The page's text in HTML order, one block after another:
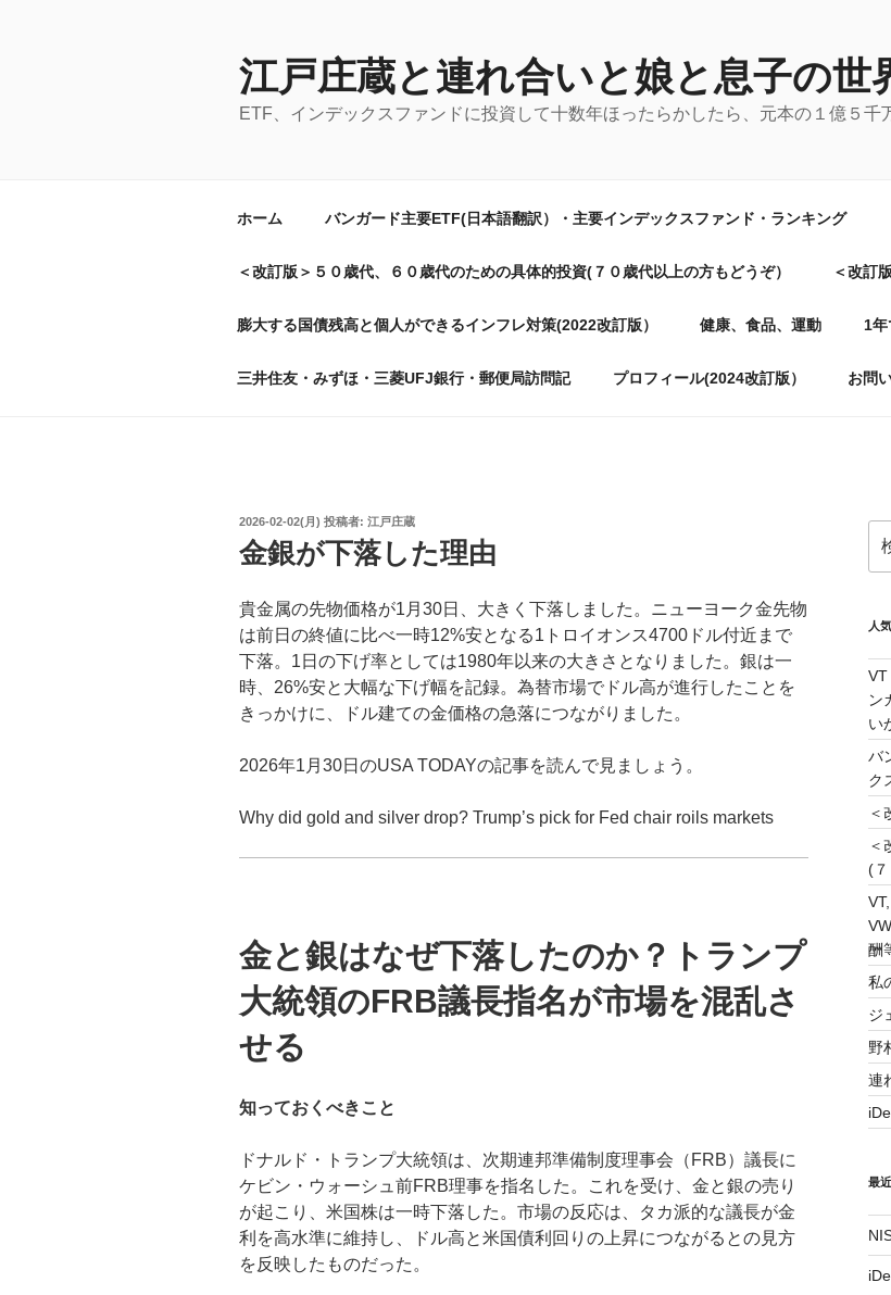
江戸庄蔵と連れ合いと娘と息子の世
ETF、インデックスファンドに投資して十数年ほったらかしたら、元本の１億５千
ホーム バンガード主要ETF(日本語翻訳）・主要インデックスファンド・ランキング
＜改訂版＞５０歳代、６０歳代のための具体的投資(７０歳代以上の方もどうぞ） ＜改訂
膨大する国債残高と個人ができるインフレ対策(2022改訂版） 健康、食品、運動 1
三井住友・みずほ・三菱UFJ銀行・郵便局訪問記 プロフィール(2024改訂版） お問
投
日:
2026-02-02(月) 投稿者: 江戸庄蔵
金銀が下落した理由
貴金属の先物価格が1月30日、大きく下落しました。ニューヨーク金先物
は前日の終値に比べ一時12%安となる1トロイオンス4700ドル付近まで
下落。1日の下げ率としては1980年以来の大きさとなりました。銀は一
時、26%安と大幅な下げ幅を記録。為替市場でドル高が進行したことを
きっかけに、ドル建ての金価格の急落につながりました。
2026年1月30日のUSA TODAYの記事を読んで見ましょう。
Why did gold and silver drop? Trump’s pick for Fed chair roils markets
金と銀はなぜ下落したのか？トランプ
大統領のFRB議長指名が市場を混乱さ
せる
知っておくべきこと
ドナルド・トランプ大統領は、次期連邦準備制度理事会（FRB）議長に
ケビン・ウォーシュ前FRB理事を指名した。これを受け、金と銀の売り
が起こり、米国株は一時下落した。市場の反応は、タカ派的な議長が金
利を高水準に維持し、ドル高と米国債利回りの上昇につながるとの見方
を反映したものだった。
索:
人
VT
ン
い
バ
ク
＜
＜
(７
酬
私
ジ
野
連
最